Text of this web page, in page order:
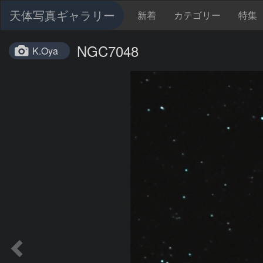
天体写真ギャラリー 新着 カテゴリー 特集
K.Oya NGC7048